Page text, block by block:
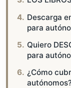
Descarga
para
Quiero
para
¿Cómo